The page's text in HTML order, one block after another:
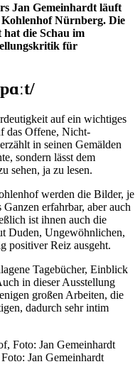
Jan Gemeinhardt läuft
Kohlenhof Nürnberg. Die
die Schau im
für
auf ein wichtiges
das Offene, Nicht-
in seinen Gemälden
sondern lässt dem
sehen, ja zu lesen.
werden die Bilder, je
erfahrbar, aber auch
ist ihnen auch die
Duden, Ungewöhnlichen,
positiver Reiz ausgeht.
Tagebücher, Einblick
in dieser Ausstellung
großen Arbeiten, die
dadurch sehr intim
Jan Gemeinhardt